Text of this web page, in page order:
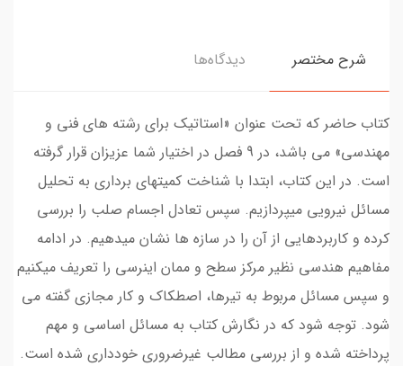
شرح مختصر دیدگاه‌ها
کتاب حاضر که تحت عنوان «استاتیک برای رشته های فنی و
مهندسی» می باشد، در 9 فصل در اختیار شما عزیزان قرار گرفته
است. در این کتاب، ابتدا با شناخت کمیتهای برداری به تحلیل
مسائل نیرویی میپردازیم. سپس تعادل اجسام صلب را بررسی
کرده و کاربردهایی از آن را در سازه ها نشان میدهیم. در ادامه
مفاهیم هندسی نظیر مرکز سطح و ممان اینرسی را تعریف میکنیم
و سپس مسائل مربوط به تیرها، اصطکاک و کار مجازی گفته می
شود. توجه شود که در نگارش کتاب به مسائل اساسی و مهم
پرداخته شده و از بررسی مطالب غیرضروری خودداری شده است.